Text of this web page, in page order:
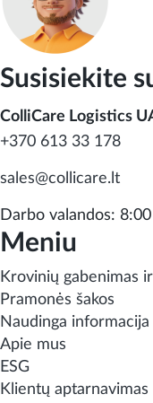
Susisiekite
ColliCare Logistics
+370 613 33 178
sales@collicare.lt
Darbo valandos:
Meniu
Krovinių gabenimas
Pramonės šakos
Naudinga informacija
Apie mus
ESG
Klientų aptarnavimas